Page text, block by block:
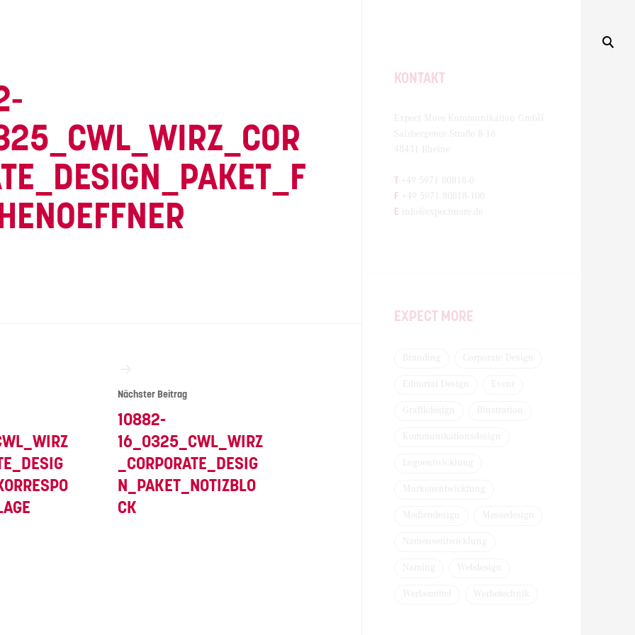
Nächster Beitrag
10882-
16_0325_CWL_WIRZ
_CORPORATE_DESIG
N_PAKET_NOTIZBLO
CK
KONTAKT
Expect More Kommunikation GmbH
Salzbergener Straße 8-16
48431 Rheine
T +49 5971 80818-0
F +49 5971 80818-100
E info@expectmore.de
EXPECT MORE
Branding Corporate Design
Editorial Design
Grafikdesign
Kommunikationsdesign
Logoentwicklung
Markenentwicklung
Mediendesign Messedesign
Namensentwicklung
Naming Webdesign